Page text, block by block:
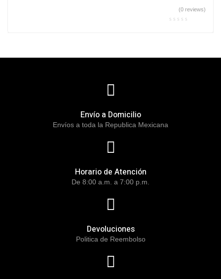
(0 reviews)
Envío a Domicilio
Envíos a toda la Republica Mexicana
Horario de Atención
De 8:00 a.m. a 7:00 p.m.
Devoluciones
Politica de Reembolso